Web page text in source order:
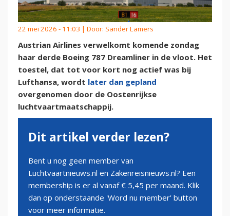
22 mei 2026 - 11:03 | Door: Sander Lamers
Austrian Airlines verwelkomt komende zondag
haar derde Boeing 787 Dreamliner in de vloot. Het
toestel, dat tot voor kort nog actief was bij
Lufthansa, wordt later dan gepland
overgenomen door de Oostenrijkse
luchtvaartmaatschappij.
Dit artikel verder lezen?
Bent u nog geen member van
Luchtvaartnieuws.nl en Zakenreisnieuws.nl? Een
membership is er al vanaf € 5,45 per maand. Klik
dan op onderstaande 'Word nu member' button
voor meer informatie.